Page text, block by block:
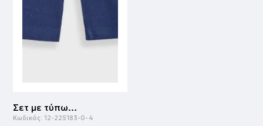
Σετ με τύπωμα για αγόρι | ΜΑΡΕΝ
Κωδικός: 12-225183-0-4